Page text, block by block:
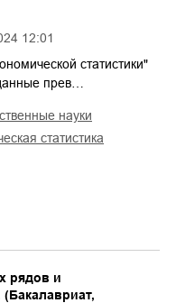
12:01
статистики"
прев…
науки
статистика
рядов и